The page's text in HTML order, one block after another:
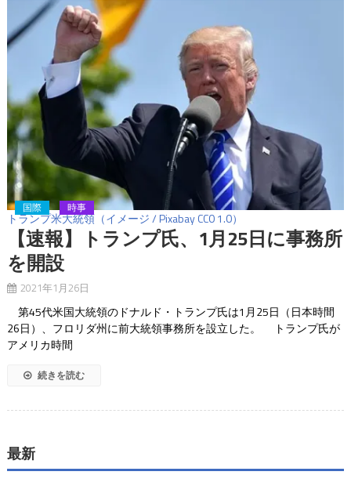
トランプ米大統領（イメージ / Pixabay CC0 1.0）
国際 時事
【速報】トランプ氏、1月25日に事務所
を開設
2021年1月26日
第45代米国大統領のドナルド・トランプ氏は1月25日（日本時間
26日）、フロリダ州に前大統領事務所を設立した。 トランプ氏が
アメリカ時間
続きを読む
最新